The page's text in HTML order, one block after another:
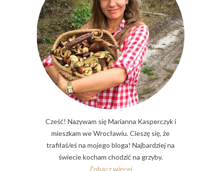
Cześć! Nazywam się Marianna Kasperczyk i
mieszkam we Wrocławiu. Cieszę się, że
trafiłaś/eś na mojego bloga! Najbardziej na
świecie kocham chodzić na grzyby.
Zobacz więcej